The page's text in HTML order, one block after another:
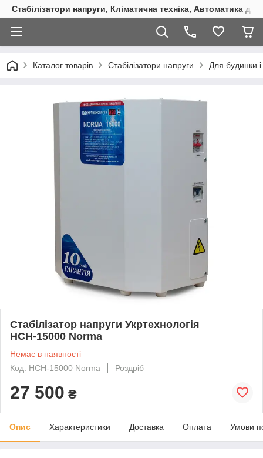
Стабілізатори напруги, Кліматична техніка, Автоматика
Каталог товарів Стабілізатори напруги Для будинки
Стабілізатор напруги Укртехнологія
НСН-15000 Norma
Немає в наявності
Код: НСН-15000 Norma
Роздріб
27 500 ₴
Опис Характеристики Доставка Оплата Умови